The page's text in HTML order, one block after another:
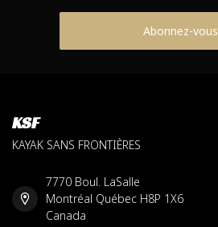
Abonnez-vous
KSF
KAYAK SANS FRONTIÈRES
7770 Boul. LaSalle
Montréal Québec H8P 1X6
Canada